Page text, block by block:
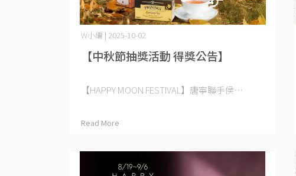
【中秋節抽獎活動 得獎公告】
W小編 | 2025-10-02
【HAPPY MOON FESTIVAL】唐寧聯手侯⋯
Read More